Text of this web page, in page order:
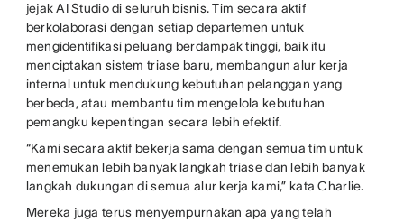
jejak AI Studio di seluruh bisnis. Tim secara aktif
berkolaborasi dengan setiap departemen untuk
mengidentifikasi peluang berdampak tinggi, baik itu
menciptakan sistem triase baru, membangun alur kerja
internal untuk mendukung kebutuhan pelanggan yang
berbeda, atau membantu tim mengelola kebutuhan
pemangku kepentingan secara lebih efektif.
“Kami secara aktif bekerja sama dengan semua tim untuk
menemukan lebih banyak langkah triase dan lebih banyak
langkah dukungan di semua alur kerja kami,” kata Charlie.
Mereka juga terus menyempurnakan apa yang telah